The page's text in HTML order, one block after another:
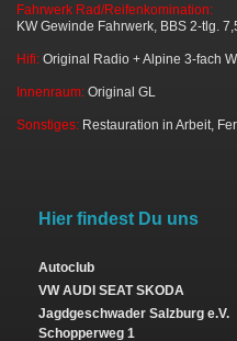
Fahrwerk Rad/Reifenkomination:
KW Gewinde Fahrwerk, BBS 2-tlg.
Hifi: Original Radio + Alpine 3-fach
Innenraum: Original GL
Sonstiges: Restauration in Arbeit,
Hier findest Du uns
Autoclub
VW AUDI SEAT SKODA
Jagdgeschwader Salzburg e.V.
Schopperweg 1